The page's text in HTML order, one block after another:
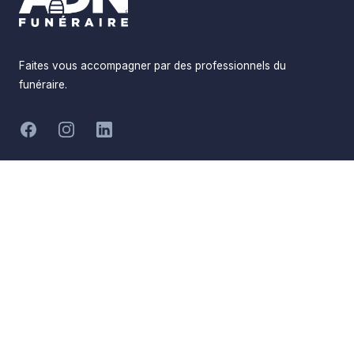
Informations
Faites vous accompagner par des professionnels du
funéraire.
FacebookInstagramLinkedIn